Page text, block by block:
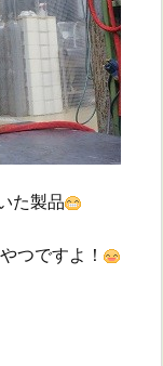
た製品
つですよ！